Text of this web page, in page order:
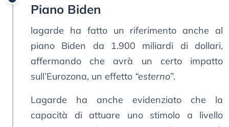
Piano Biden
lagarde ha fatto un riferimento anche al
piano Biden da 1.900 miliardi di dollari,
affermando che avrà un certo impatto
sull’Eurozona, un effetto “esterno”.
Lagarde ha anche evidenziato che la
capacità di attuare uno stimolo a livello